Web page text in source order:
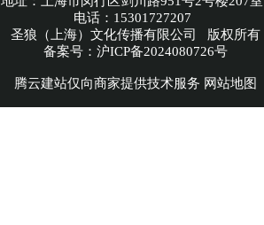
电话：15301727207
圣狼（上海）文化传播有限公司 版权所有
备案号： 沪ICP备2024080726号
腾云建站仅向商家提供技术服务 网站地图